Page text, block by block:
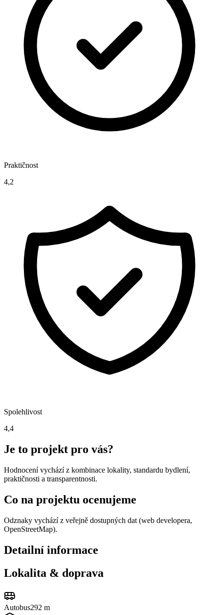
Praktičnost
4,2
Spolehlivost
4,4
Je to projekt pro vás?
Hodnocení vychází z kombinace lokality, standardu bydlení,
praktičnosti a transparentnosti.
Co na projektu ocenujeme
Odznaky vychází z veřejně dostupných dat (web developera,
OpenStreetMap).
Detailní informace
Lokalita & doprava
Autobus292 m